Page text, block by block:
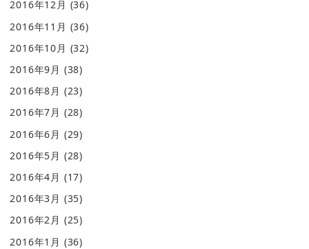
2016年12月 (36)
2016年11月 (36)
2016年10月 (32)
2016年9月 (38)
2016年8月 (23)
2016年7月 (28)
2016年6月 (29)
2016年5月 (28)
2016年4月 (17)
2016年3月 (35)
2016年2月 (25)
2016年1月 (36)